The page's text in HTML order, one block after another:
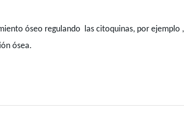
óseo regulando las citoquinas, por
ósea.